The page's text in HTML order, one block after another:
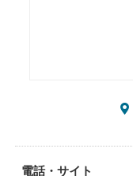
電話・サイト